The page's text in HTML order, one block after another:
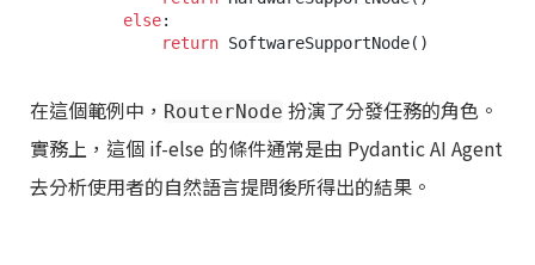
else:
return
在這個範例中， RouterNode 扮演了分發任務的角色。
實務上，這個 if-else 的條件通常是由 Pydantic AI Agent
去分析使用者的自然語言提問後所得出的結果。